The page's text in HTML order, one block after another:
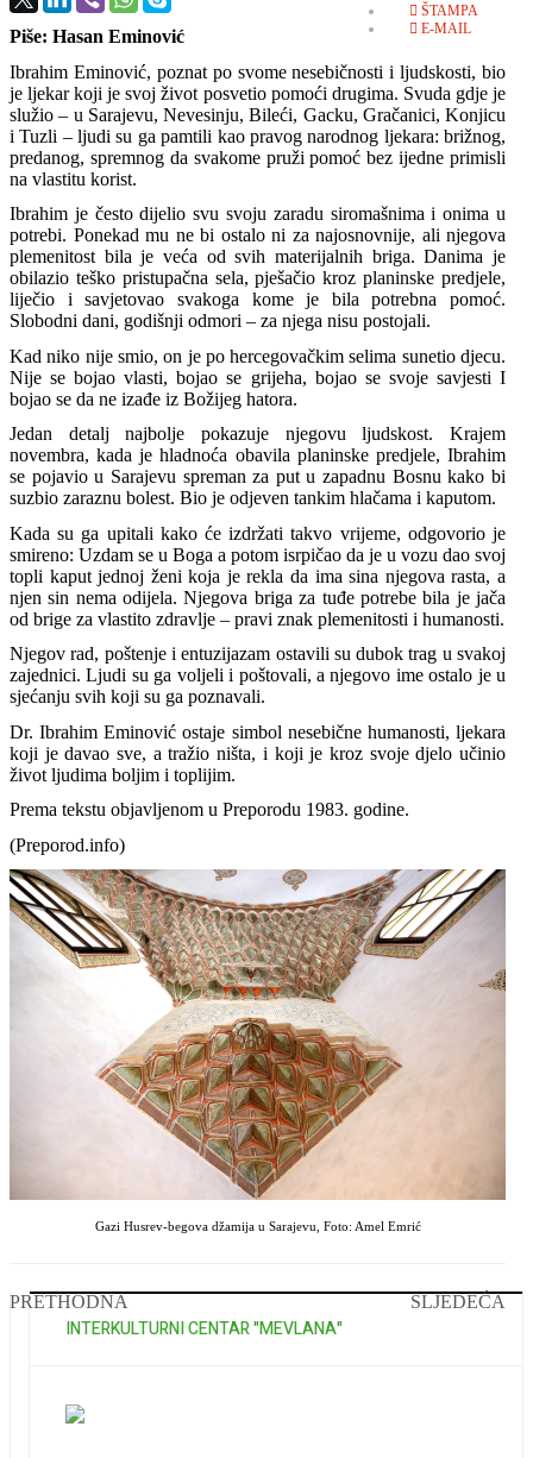
ŠTAMPA
E-MAIL
Piše: Hasan Eminović
Ibrahim Eminović, poznat po svome nesebičnosti i ljudskosti, bio
je ljekar koji je svoj život posvetio pomoći drugima. Svuda gdje je
služio – u Sarajevu, Nevesinju, Bileći, Gacku, Gračanici, Konjicu
i Tuzli – ljudi su ga pamtili kao pravog narodnog ljekara: brižnog,
predanog, spremnog da svakome pruži pomoć bez ijedne primisli
na vlastitu korist.
Ibrahim je često dijelio svu svoju zaradu siromašnima i onima u
potrebi. Ponekad mu ne bi ostalo ni za najosnovnije, ali njegova
plemenitost bila je veća od svih materijalnih briga. Danima je
obilazio teško pristupačna sela, pješačio kroz planinske predjele,
liječio i savjetovao svakoga kome je bila potrebna pomoć.
Slobodni dani, godišnji odmori – za njega nisu postojali.
Kad niko nije smio, on je po hercegovačkim selima sunetio djecu.
Nije se bojao vlasti, bojao se grijeha, bojao se svoje savjesti I
bojao se da ne izađe iz Božijeg hatora.
Jedan detalj najbolje pokazuje njegovu ljudskost. Krajem
novembra, kada je hladnoća obavila planinske predjele, Ibrahim
se pojavio u Sarajevu spreman za put u zapadnu Bosnu kako bi
suzbio zaraznu bolest. Bio je odjeven tankim hlačama i kaputom.
Kada su ga upitali kako će izdržati takvo vrijeme, odgovorio je
smireno: Uzdam se u Boga a potom isrpičao da je u vozu dao svoj
topli kaput jednoj ženi koja je rekla da ima sina njegova rasta, a
njen sin nema odijela. Njegova briga za tuđe potrebe bila je jača
od brige za vlastito zdravlje – pravi znak plemenitosti i humanosti.
Njegov rad, poštenje i entuzijazam ostavili su dubok trag u svakoj
zajednici. Ljudi su ga voljeli i poštovali, a njegovo ime ostalo je u
sjećanju svih koji su ga poznavali.
Dr. Ibrahim Eminović ostaje simbol nesebične humanosti, ljekara
koji je davao sve, a tražio ništa, i koji je kroz svoje djelo učinio
život ljudima boljim i toplijim.
Prema tekstu objavljenom u Preporodu 1983. godine.
(Preporod.info)
Gazi Husrev-begova džamija u Sarajevu, Foto: Amel Emrić
PRETHODNA SLJEDEĆA
INTERKULTURNI CENTAR "MEVLANA"